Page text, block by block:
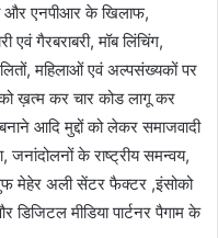
और एनपीआर के खिलाफ,
एवं गैरबराबरी, मॉब लिंचिंग,
महिलाओं एवं अल्पसंख्यकों पर
ख़त्म कर चार कोड लागू कर
आदि मुद्दों को लेकर समाजवादी
जनांदोलनों के राष्ट्रीय समन्वय,
मेहेर अली सेंटर फैक्टर ,इंसोको
मीडिया पार्टनर पैगाम के